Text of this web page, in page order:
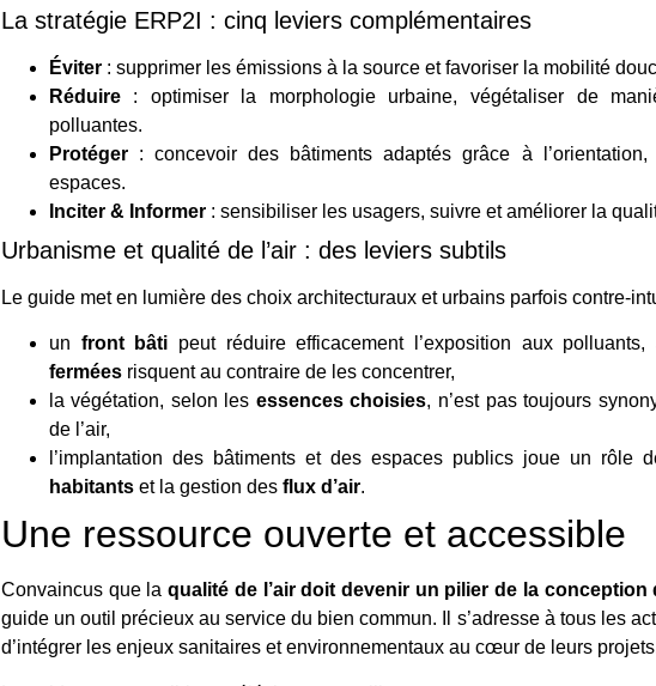
La stratégie ERP2I : cinq leviers complémentaires
Éviter: supprimer les émissions à la source et favoriser la mobilité
Réduire: optimiser la morphologie urbaine, végétaliser de
polluantes.
Protéger: concevoir des bâtiments adaptés grâce à
espaces.
Inciter & Informer: sensibiliser les usagers, suivre et améliorer la
Urbanisme et qualité de l’air : des leviers subtils
Le guide met en lumière des choix architecturaux et urbains parfois contre-
un front bâti peut réduire efficacement l’exposition aux
ferméesrisquent au contraire de les concentrer,
la végétation, selon les essences choisies, n’est pas toujours
de l’air,
l’implantation des bâtiments et des espaces publics joue un rôle
habitantset la gestion des flux d’air.
Une ressource ouverte et accessible
Convaincus que laqualité de l’air doit devenir un pilier de la conception
guide un outil précieux au service du bien commun. Il s’adresse à tous les
d’intégrer les enjeux sanitaires et environnementaux au cœur de leurs